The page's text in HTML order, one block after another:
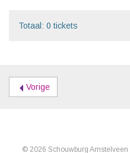
Totaal: 0 tickets
Vorige
© 2026 Schouwburg Amstelveen |